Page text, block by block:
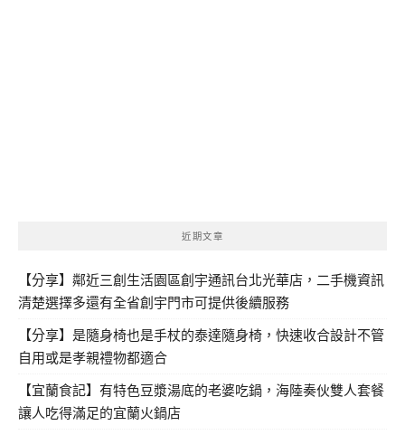
近期文章
【分享】鄰近三創生活園區創宇通訊台北光華店，二手機資訊
清楚選擇多還有全省創宇門市可提供後續服務
【分享】是隨身椅也是手杖的泰達隨身椅，快速收合設計不管
自用或是孝親禮物都適合
【宜蘭食記】有特色豆漿湯底的老婆吃鍋，海陸奏伙雙人套餐
讓人吃得滿足的宜蘭火鍋店